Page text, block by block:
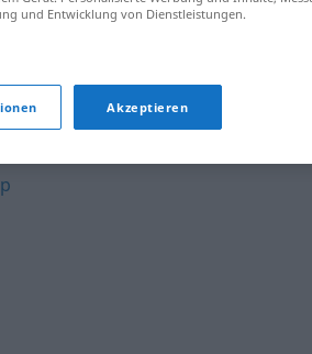
und Entwicklung von Dienstleistungen.
Akzeptieren